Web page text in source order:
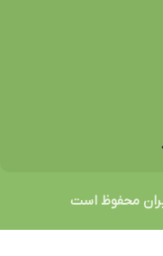
محفوظ است